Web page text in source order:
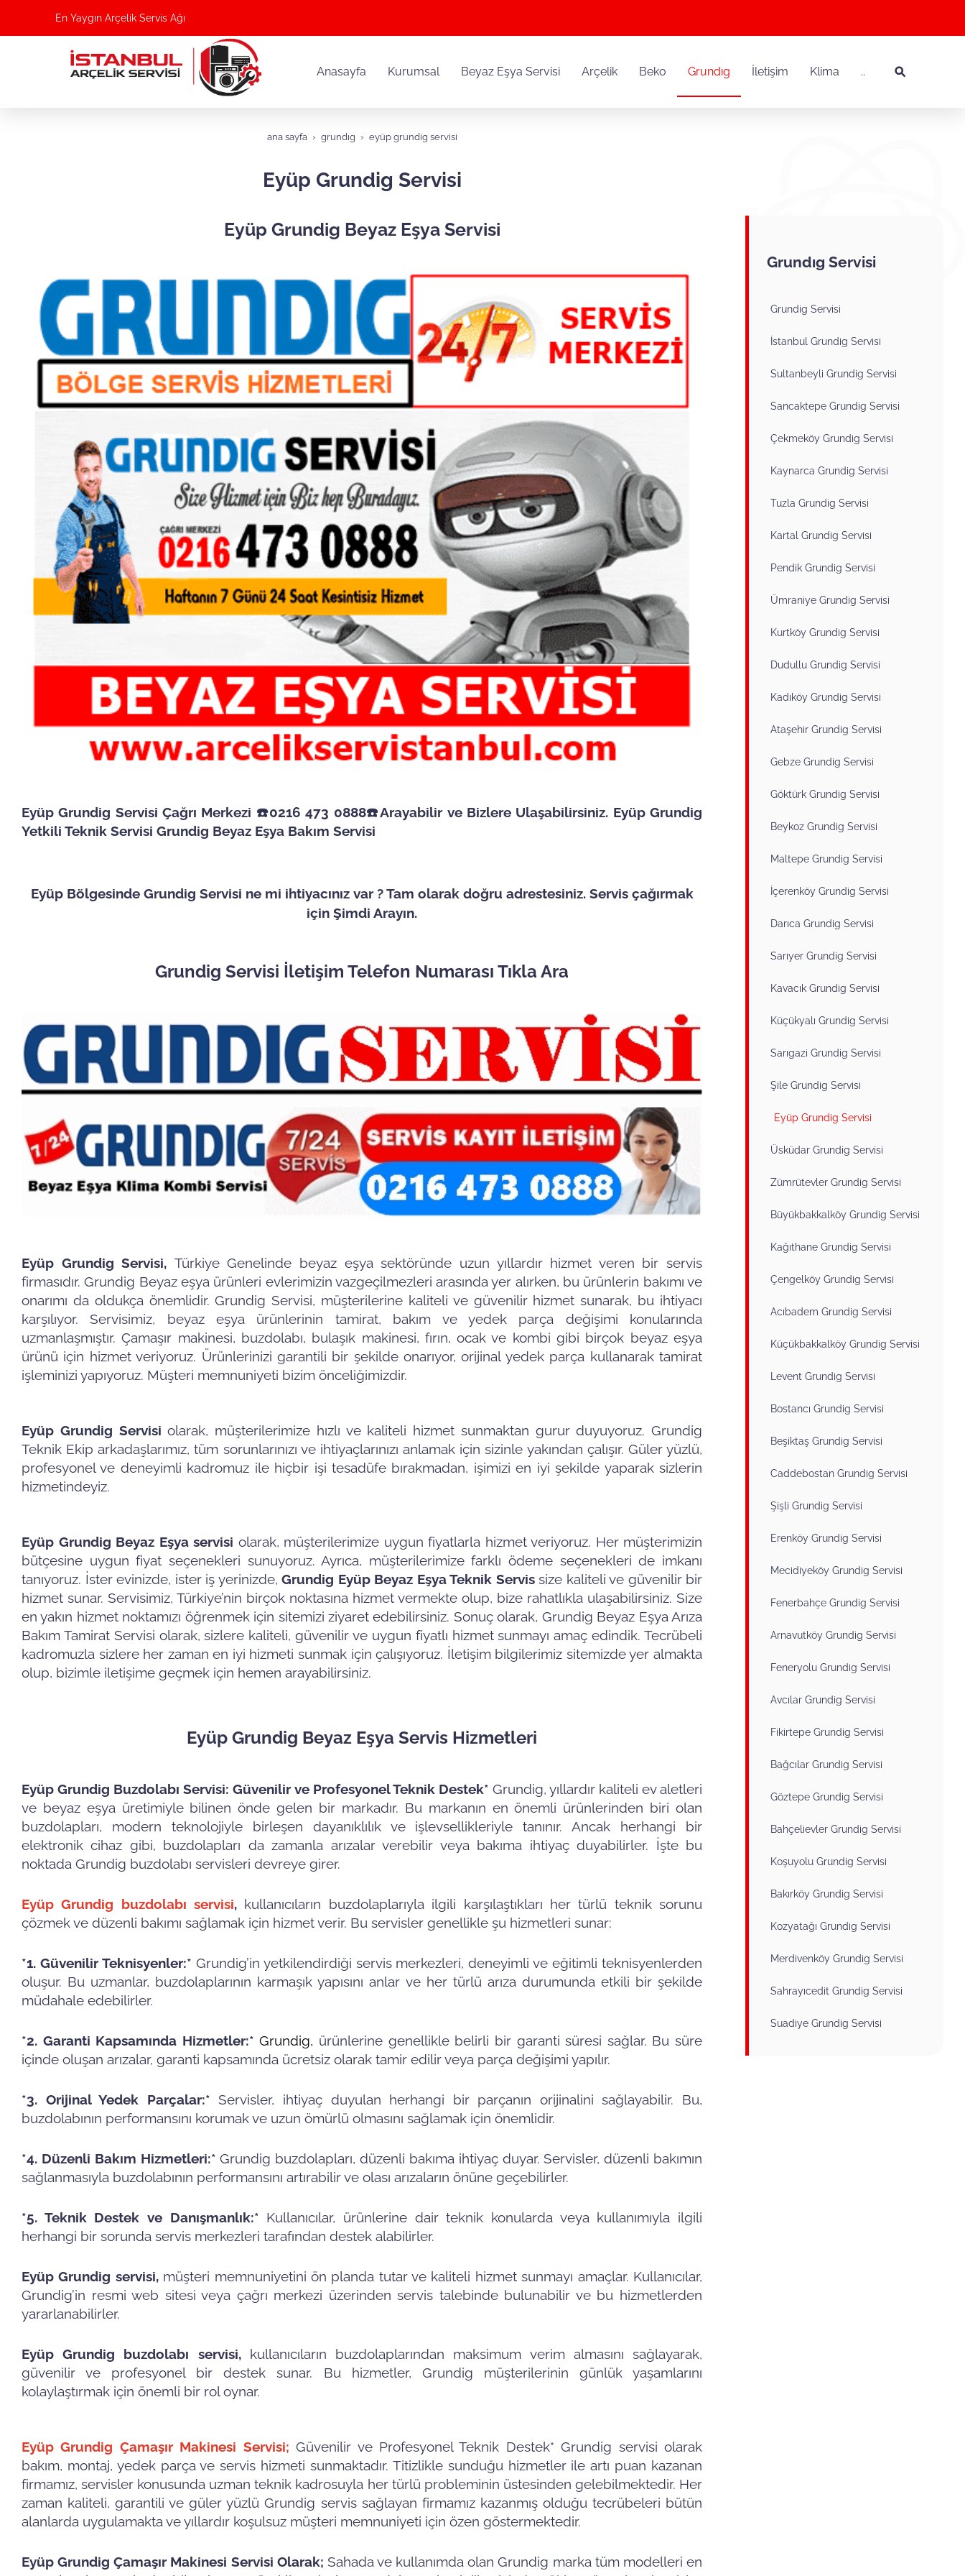
En Yaygın Arçelik Servis Ağı
Anasayfa Kurumsal Beyaz Eşya Servisi Arçelik Beko Grundıg İletişim Klima ..
ana sayfa grundıg eyüp grundig servisi
Eyüp Grundig Servisi
Eyüp Grundig Beyaz Eşya Servisi
Eyüp Grundig Servisi Çağrı Merkezi ☎️0216 473 0888☎️Arayabilir ve Bizlere Ulaşabilirsiniz. Eyüp Grundig
Yetkili Teknik Servisi Grundig Beyaz Eşya Bakım Servisi
Eyüp Bölgesinde Grundig Servisi ne mi ihtiyacınız var ? Tam olarak doğru adrestesiniz. Servis çağırmak
için Şimdi Arayın.
Grundig Servisi İletişim Telefon Numarası Tıkla Ara
Eyüp Grundig Servisi, Türkiye Genelinde beyaz eşya sektöründe uzun yıllardır hizmet veren bir servis
firmasıdır. Grundig Beyaz eşya ürünleri evlerimizin vazgeçilmezleri arasında yer alırken, bu ürünlerin bakımı ve
onarımı da oldukça önemlidir. Grundig Servisi, müşterilerine kaliteli ve güvenilir hizmet sunarak, bu ihtiyacı
karşılıyor. Servisimiz, beyaz eşya ürünlerinin tamirat, bakım ve yedek parça değişimi konularında
uzmanlaşmıştır. Çamaşır makinesi, buzdolabı, bulaşık makinesi, fırın, ocak ve kombi gibi birçok beyaz eşya
ürünü için hizmet veriyoruz. Ürünlerinizi garantili bir şekilde onarıyor, orijinal yedek parça kullanarak tamirat
işleminizi yapıyoruz. Müşteri memnuniyeti bizim önceliğimizdir.
Eyüp Grundig Servisi olarak, müşterilerimize hızlı ve kaliteli hizmet sunmaktan gurur duyuyoruz. Grundig
Teknik Ekip arkadaşlarımız, tüm sorunlarınızı ve ihtiyaçlarınızı anlamak için sizinle yakından çalışır. Güler yüzlü,
profesyonel ve deneyimli kadromuz ile hiçbir işi tesadüfe bırakmadan, işimizi en iyi şekilde yaparak sizlerin
hizmetindeyiz.
Eyüp Grundig Beyaz Eşya servisi olarak, müşterilerimize uygun fiyatlarla hizmet veriyoruz. Her müşterimizin
bütçesine uygun fiyat seçenekleri sunuyoruz. Ayrıca, müşterilerimize farklı ödeme seçenekleri de imkanı
tanıyoruz. İster evinizde, ister iş yerinizde, Grundig Eyüp Beyaz Eşya Teknik Servis size kaliteli ve güvenilir bir
hizmet sunar. Servisimiz, Türkiye’nin birçok noktasına hizmet vermekte olup, bize rahatlıkla ulaşabilirsiniz. Size
en yakın hizmet noktamızı öğrenmek için sitemizi ziyaret edebilirsiniz. Sonuç olarak, Grundig Beyaz Eşya Arıza
Bakım Tamirat Servisi olarak, sizlere kaliteli, güvenilir ve uygun fiyatlı hizmet sunmayı amaç edindik. Tecrübeli
kadromuzla sizlere her zaman en iyi hizmeti sunmak için çalışıyoruz. İletişim bilgilerimiz sitemizde yer almakta
olup, bizimle iletişime geçmek için hemen arayabilirsiniz.
Eyüp Grundig Beyaz Eşya Servis Hizmetleri
Eyüp Grundig Buzdolabı Servisi: Güvenilir ve Profesyonel Teknik Destek* Grundig, yıllardır kaliteli ev aletleri
ve beyaz eşya üretimiyle bilinen önde gelen bir markadır. Bu markanın en önemli ürünlerinden biri olan
buzdolapları, modern teknolojiyle birleşen dayanıklılık ve işlevsellikleriyle tanınır. Ancak herhangi bir
elektronik cihaz gibi, buzdolapları da zamanla arızalar verebilir veya bakıma ihtiyaç duyabilirler. İşte bu
noktada Grundig buzdolabı servisleri devreye girer.
Eyüp Grundig buzdolabı servisi, kullanıcıların buzdolaplarıyla ilgili karşılaştıkları her türlü teknik sorunu
çözmek ve düzenli bakımı sağlamak için hizmet verir. Bu servisler genellikle şu hizmetleri sunar:
*1. Güvenilir Teknisyenler:* Grundig’in yetkilendirdiği servis merkezleri, deneyimli ve eğitimli teknisyenlerden
oluşur. Bu uzmanlar, buzdolaplarının karmaşık yapısını anlar ve her türlü arıza durumunda etkili bir şekilde
müdahale edebilirler.
*2. Garanti Kapsamında Hizmetler:*Grundig, ürünlerine genellikle belirli bir garanti süresi sağlar. Bu süre
içinde oluşan arızalar, garanti kapsamında ücretsiz olarak tamir edilir veya parça değişimi yapılır.
*3. Orijinal Yedek Parçalar:* Servisler, ihtiyaç duyulan herhangi bir parçanın orijinalini sağlayabilir. Bu,
buzdolabının performansını korumak ve uzun ömürlü olmasını sağlamak için önemlidir.
*4. Düzenli Bakım Hizmetleri:* Grundig buzdolapları, düzenli bakıma ihtiyaç duyar. Servisler, düzenli bakımın
sağlanmasıyla buzdolabının performansını artırabilir ve olası arızaların önüne geçebilirler.
*5. Teknik Destek ve Danışmanlık:* Kullanıcılar, ürünlerine dair teknik konularda veya kullanımıyla ilgili
herhangi bir sorunda servis merkezleri tarafından destek alabilirler.
Eyüp Grundig servisi, müşteri memnuniyetini ön planda tutar ve kaliteli hizmet sunmayı amaçlar. Kullanıcılar,
Grundig’in resmi web sitesi veya çağrı merkezi üzerinden servis talebinde bulunabilir ve bu hizmetlerden
yararlanabilirler.
Eyüp Grundig buzdolabı servisi,kullanıcıların buzdolaplarından maksimum verim almasını sağlayarak,
güvenilir ve profesyonel bir destek sunar. Bu hizmetler, Grundig müşterilerinin günlük yaşamlarını
kolaylaştırmak için önemli bir rol oynar.
Eyüp Grundig Çamaşır Makinesi Servisi; Güvenilir ve Profesyonel Teknik Destek* Grundig servisi olarak
bakım, montaj, yedek parça ve servis hizmeti sunmaktadır. Titizlikle sunduğu hizmetler ile artı puan kazanan
firmamız, servisler konusunda uzman teknik kadrosuyla her türlü probleminin üstesinden gelebilmektedir. Her
zaman kaliteli, garantili ve güler yüzlü Grundig servis sağlayan firmamız kazanmış olduğu tecrübeleri bütün
alanlarda uygulamakta ve yıllardır koşulsuz müşteri memnuniyeti için özen göstermektedir.
Eyüp Grundig Çamaşır Makinesi Servisi Olarak; Sahada ve kullanımda olan Grundig marka tüm modelleri en
Grundıg Servisi
Grundig Servisi
İstanbul Grundig Servisi
Sultanbeyli Grundig Servisi
Sancaktepe Grundig Servisi
Çekmeköy Grundig Servisi
Kaynarca Grundig Servisi
Tuzla Grundig Servisi
Kartal Grundig Servisi
Pendik Grundig Servisi
Ümraniye Grundig Servisi
Kurtköy Grundig Servisi
Dudullu Grundig Servisi
Kadıköy Grundig Servisi
Ataşehir Grundig Servisi
Gebze Grundig Servisi
Göktürk Grundig Servisi
Beykoz Grundig Servisi
Maltepe Grundig Servisi
İçerenköy Grundig Servisi
Darıca Grundig Servisi
Sarıyer Grundig Servisi
Kavacık Grundig Servisi
Küçükyalı Grundig Servisi
Sarıgazi Grundig Servisi
Şile Grundig Servisi
Eyüp Grundig Servisi
Üsküdar Grundig Servisi
Zümrütevler Grundig Servisi
Büyükbakkalköy Grundig Servisi
Kağıthane Grundig Servisi
Çengelköy Grundig Servisi
Acıbadem Grundig Servisi
Küçükbakkalköy Grundig Servisi
Levent Grundig Servisi
Bostancı Grundig Servisi
Beşiktaş Grundig Servisi
Caddebostan Grundig Servisi
Şişli Grundig Servisi
Erenköy Grundig Servisi
Mecidiyeköy Grundig Servisi
Fenerbahçe Grundig Servisi
Arnavutköy Grundig Servisi
Feneryolu Grundig Servisi
Avcılar Grundig Servisi
Fikirtepe Grundig Servisi
Bağcılar Grundig Servisi
Göztepe Grundig Servisi
Bahçelievler Grundig Servisi
Koşuyolu Grundig Servisi
Bakırköy Grundig Servisi
Kozyatağı Grundig Servisi
Merdivenköy Grundig Servisi
Sahrayıcedit Grundig Servisi
Suadiye Grundig Servisi